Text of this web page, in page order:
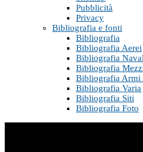
Pubblicità
Privacy
Bibliografia e fonti
Bibliografia
Bibliografia Aerei
Bibliografia
Bibliografia
Bibliografia Armi
Bibliografia Varia
Bibliografia Siti
Bibliografia Foto